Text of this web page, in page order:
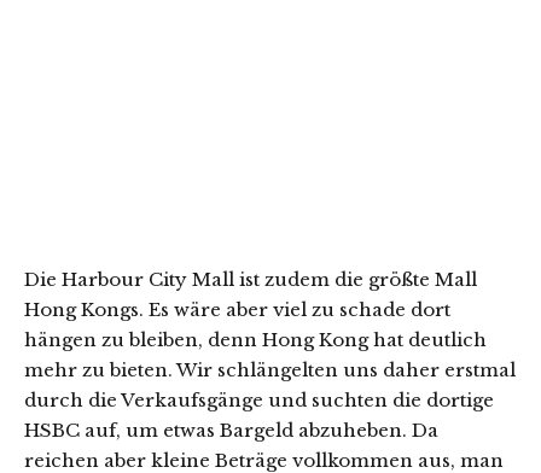
Die Harbour City Mall ist zudem die größte Mall
Hong Kongs. Es wäre aber viel zu schade dort
hängen zu bleiben, denn Hong Kong hat deutlich
mehr zu bieten. Wir schlängelten uns daher erstmal
durch die Verkaufsgänge und suchten die dortige
HSBC auf, um etwas Bargeld abzuheben. Da
reichen aber kleine Beträge vollkommen aus, man